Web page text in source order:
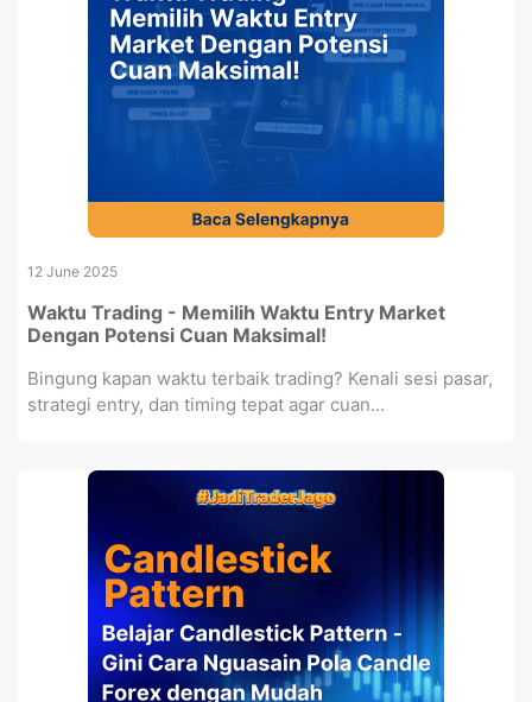
12 June 2025
Waktu Trading - Memilih Waktu Entry Market
Dengan Potensi Cuan Maksimal!
Bingung kapan waktu terbaik trading? Kenali sesi pasar,
strategi entry, dan timing tepat agar cuan...